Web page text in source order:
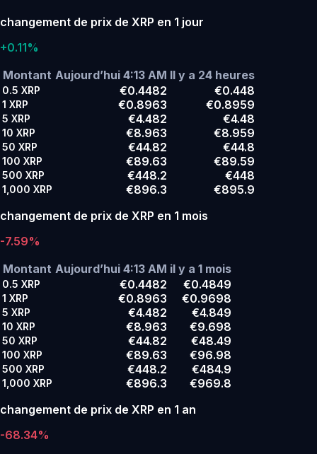
changement de prix de XRP en 1 jour
+0.11%
Montant Aujourd’hui 4:13 AM Il y a 24 heures
0.5 XRP €0.4482 €0.448
1 XRP €0.8963 €0.8959
5 XRP €4.482 €4.48
10 XRP €8.963 €8.959
50 XRP €44.82 €44.8
100 XRP €89.63 €89.59
500 XRP €448.2 €448
1,000 XRP €896.3
€895.9
changement de prix de XRP en 1 mois
-7.59%
Montant Aujourd’hui 4:13 AM il y a 1 mois
0.5 XRP €0.4482 €0.4849
1 XRP €0.8963 €0.9698
5 XRP €4.482 €4.849
10 XRP €8.963 €9.698
50 XRP €44.82 €48.49
100 XRP €89.63 €96.98
500 XRP €448.2 €484.9
1,000 XRP €896.3
€969.8
changement de prix de XRP en 1 an
-68.34%